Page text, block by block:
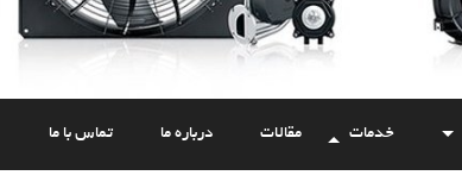
خدمات مقالات درباره ما تماس با ما